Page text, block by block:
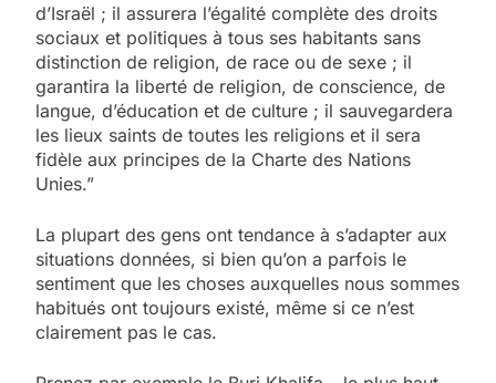
d’Israël ; il assurera l’égalité complète des droits
sociaux et politiques à tous ses habitants sans
distinction de religion, de race ou de sexe ; il
garantira la liberté de religion, de conscience, de
langue, d’éducation et de culture ; il sauvegardera
les lieux saints de toutes les religions et il sera
fidèle aux principes de la Charte des Nations
Unies.”
La plupart des gens ont tendance à s’adapter aux
situations données, si bien qu’on a parfois le
sentiment que les choses auxquelles nous sommes
habitués ont toujours existé, même si ce n’est
clairement pas le cas.